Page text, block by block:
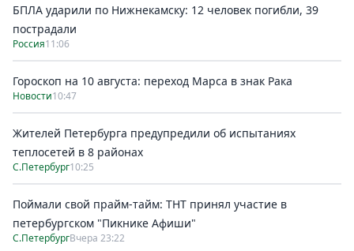
БПЛА ударили по Нижнекамску: 12 человек погибли, 39
пострадали
Россия11:06
Гороскоп на 10 августа: переход Марса в знак Рака
Новости10:47
Жителей Петербурга предупредили об испытаниях
теплосетей в 8 районах
С.Петербург10:25
Поймали свой прайм-тайм: ТНТ принял участие в
петербургском "Пикнике Афиши"
С.ПетербургВчера 23:22